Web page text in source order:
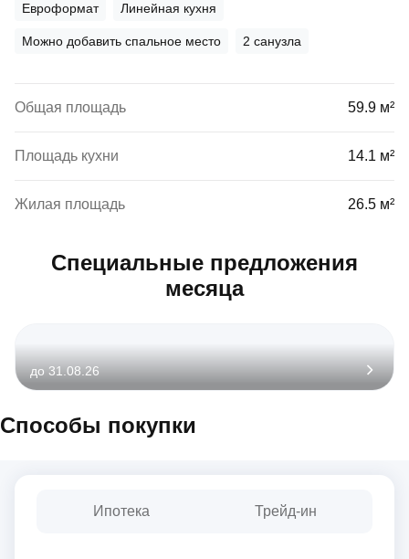
Евроформат Линейная кухня
Можно добавить спальное место 2 санузла
Общая площадь 59.9 м²
Площадь кухни 14.1 м²
Жилая площадь 26.5 м²
Специальные предложения
месяца
до 31.08.26
Способы покупки
Ипотека Трейд-ин